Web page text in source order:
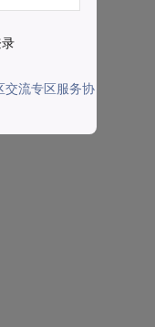
交流专区服务协